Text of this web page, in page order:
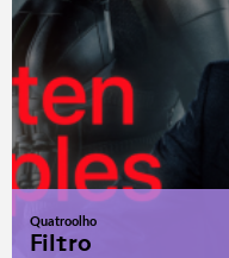
Quatroolho
Filtro